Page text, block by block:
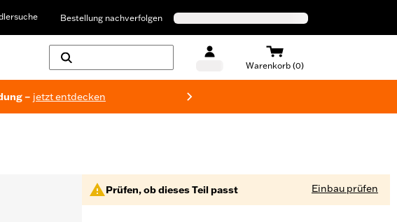
Bestellung nachverfolgen
Warenkorb (0)
– jetzt entdecken
Prüfen, ob dieses Teil passt Einbau prüfen